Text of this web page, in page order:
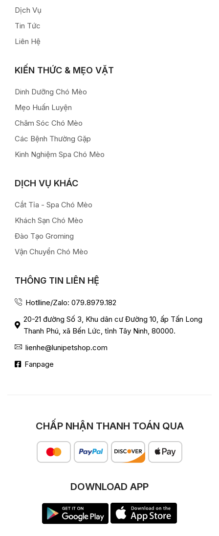
Dịch Vụ
Tin Tức
Liên Hệ
KIẾN THỨC & MẸO VẶT
Dinh Dưỡng Chó Mèo
Mẹo Huấn Luyện
Chăm Sóc Chó Mèo
Các Bệnh Thường Gặp
Kinh Nghiệm Spa Chó Mèo
DỊCH VỤ KHÁC
Cắt Tỉa - Spa Chó Mèo
Khách Sạn Chó Mèo
Đào Tạo Groming
Vận Chuyển Chó Mèo
THÔNG TIN LIÊN HỆ
Hotlline/Zalo: 079.8979.182
20-21 đường Số 3, Khu dân cư Đường 10, ấp Tấn Long
Thanh Phú, xã Bến Lức, tỉnh Tây Ninh, 80000.
lienhe@lunipetshop.com
Fanpage
CHẤP NHẬN THANH TOÁN QUA
DOWNLOAD APP